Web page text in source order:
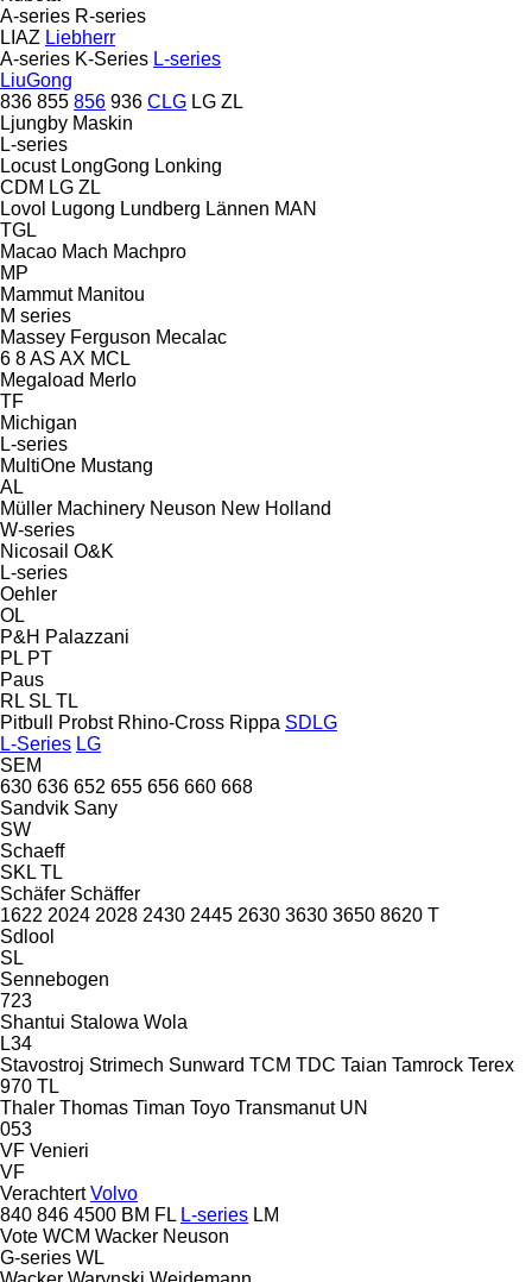
A-series R-series
LIAZ Liebherr
A-series K-Series L-series
LiuGong
836 855 856 936 CLG LG ZL
Ljungby Maskin
L-series
Locust LongGong Lonking
CDM LG ZL
Lovol
Lugong Lundberg Lännen MAN
TGL
Macao Mach Machpro
MP
Mammut Manitou
M series
Massey Ferguson Mecalac
6 8AS AX MCL
Megaload Merlo
TF
Michigan
L-series
MultiOne Mustang
AL
Müller Machinery Neuson New Holland
W-series
Nicosail O&K
L-series
Oehler
OL
P&H Palazzani
PL PT
Paus
RL SL TL
Pitbull
Probst Rhino-Cross Rippa SDLG
L-Series LG
SEM
630 636 652 655 656 660 668
Sandvik Sany
SW
Schaeff
SKL TL
Schäfer Schäffer
1622 2024 2028 2430 2445 2630 3630 3650 8620 T
Sdlool
SL
Sennebogen
723
Shantui Stalowa Wola
L34
Stavostroj Strimech Sunward TCM TDC Taian Tamrock Terex
970 TL
Thaler Thomas Timan Toyo Transmanut UN
053
VF Venieri
VF
Verachtert Volvo
840 846 4500 BM FL L-series LM
Vote WCM Wacker Neuson
G-series WL